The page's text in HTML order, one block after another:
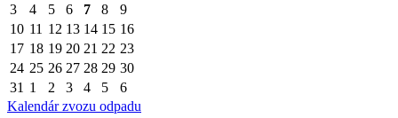
3
4 5 6 7 8
9
10 11 12 13 14 15 16
17 18 19 20 21 22 23
24 25 26 27 28 29 30
31 1 2 3 4 5
6
Kalendár zvozu odpadu